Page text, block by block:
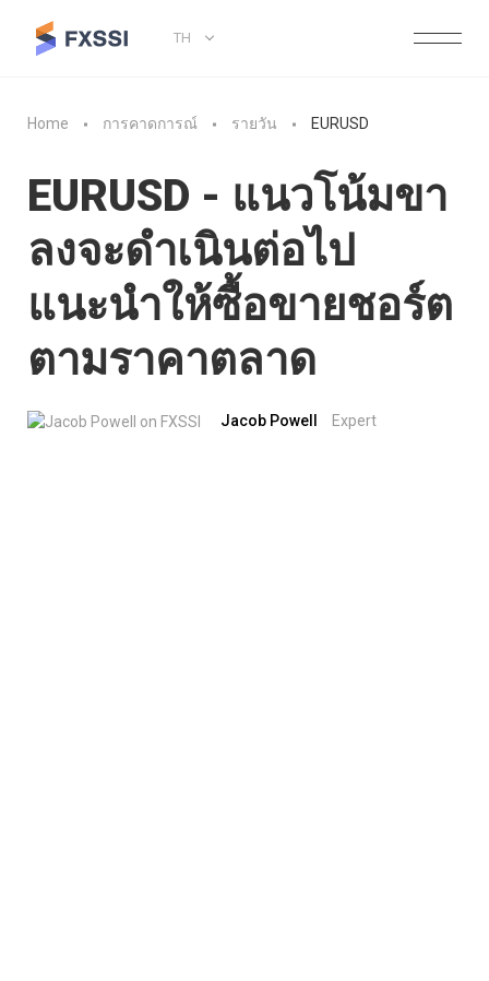
TH
Home การคาดการณ์ รายวัน EURUSD
EURUSD - แนวโน้มขา
ลงจะดำเนินต่อไป
แนะนำให้ซื้อขายชอร์ต
ตามราคาตลาด
Jacob Powell Expert